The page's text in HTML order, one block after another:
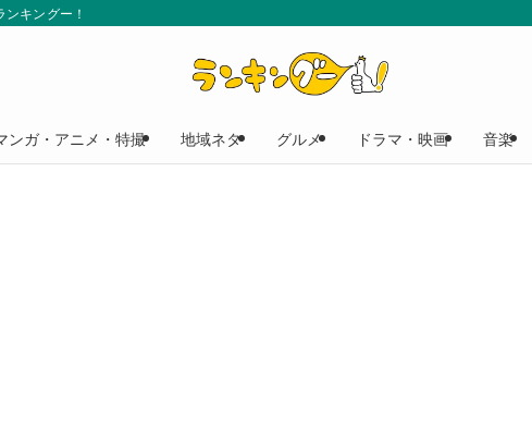
キングー！
ンガ・アニメ・特撮 地域ネタ グルメ ドラマ・映画 音楽